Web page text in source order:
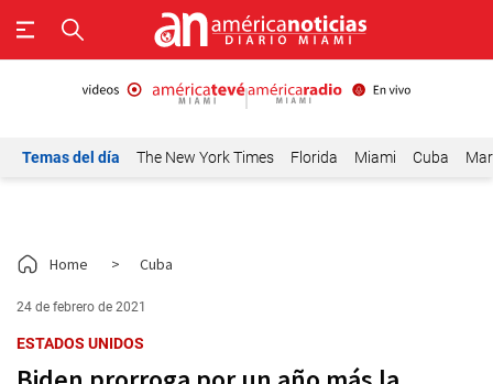
Temas del día The New York Times Florida Miami Cuba
Home > Cuba
24 de febrero de 2021
ESTADOS UNIDOS